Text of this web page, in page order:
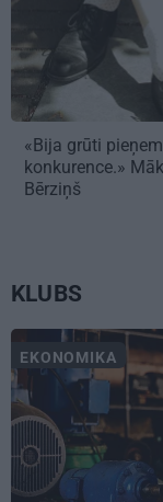
«Bija grūti
konkurence.»
Bērziņš
KLUBS
EKONOMIKA